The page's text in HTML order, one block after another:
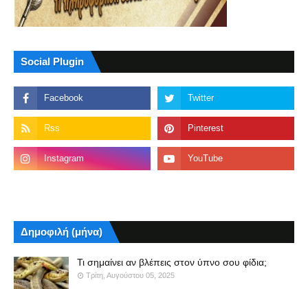
Social Plugin
Δημοφιλή (μήνα)
Τι σημαίνει αν βλέπεις στον ύπνο σου φίδια;
Τρίτη, Αυγούστου 05, 2025